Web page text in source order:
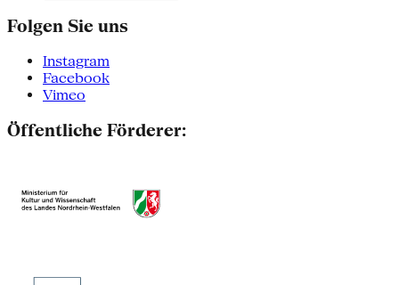
Folgen Sie uns
Instagram
Facebook
Vimeo
Öffentliche Förderer: